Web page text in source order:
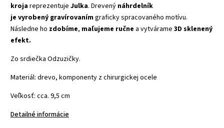
krojareprezentuje Julka. Drevený náhrdelník
je vyrobený gravírovanímgraficky spracovaného motívu.
Následne ho zdobíme, maľujeme ručne a vytvárame 3D sklenený
efekt.
Zo srdiečka Odzuzičky.
Materiál: drevo, komponenty z chirurgickej ocele
Veľkosť: cca. 9,5 cm
Detailné informácie